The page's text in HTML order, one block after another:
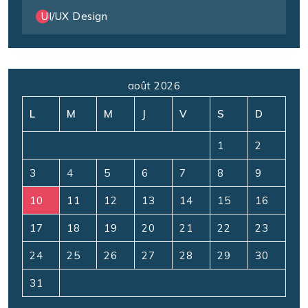
UI/UX Design
août 2026
L M M J V S D
1 2
3 4 5 6 7 8 9
10 11 12 13 14 15 16
17 18 19 20 21 22 23
24 25 26 27 28 29 30
31